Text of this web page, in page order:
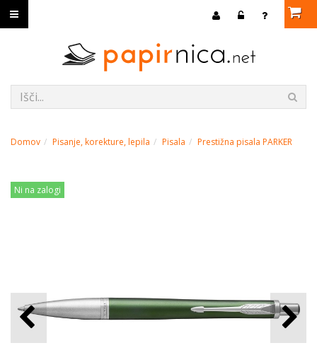
Domov Pisanje, korekture, lepila Pisala Prestižna pisala PARKER
Ni na zalogi